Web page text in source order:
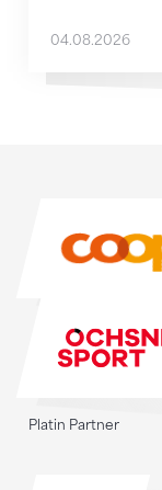
04.08.2026
Platin Partner